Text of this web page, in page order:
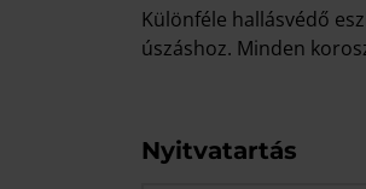
Különféle hallásvédő
úszáshoz. Minden
Nyitvatartás